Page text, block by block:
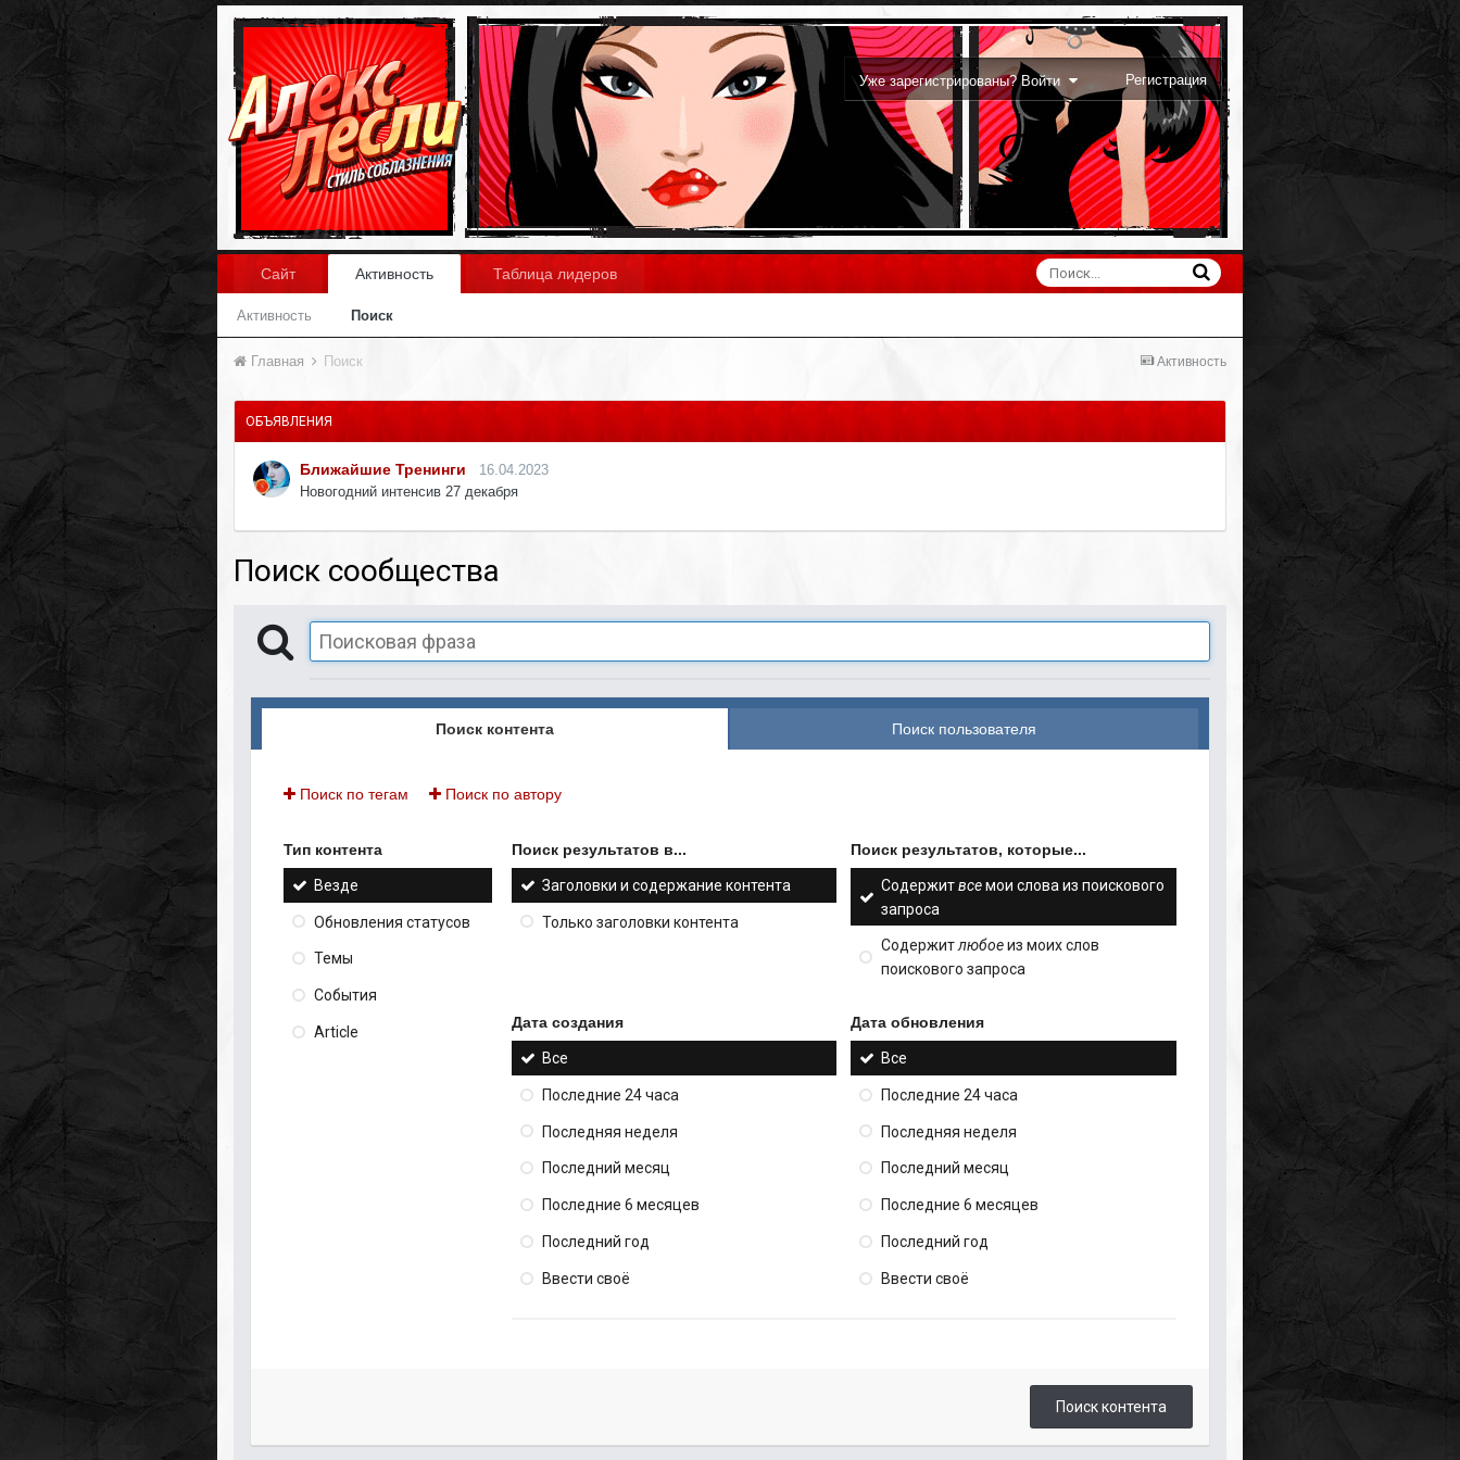
Уже зарегистрированы? Войти Регистрация
Сайт Активность
Активность Поиск
Таблица лидеров
Активность
Главная Поиск
ОБЪЯВЛЕНИЯ
Ближайшие Тренинги
16.04.2023
Новогодний интенсив 27 декабря
Поиск сообщества
Поиск контента Поиск пользователя
Поиск по тегам Поиск по автору
Тип контента
Везде
Обновления статусов
Темы
События
Article
Поиск результатов в...
Заголовки и содержание контента
Только заголовки контента
Поиск результатов, которые...
Содержитвсемои слова из поискового
запроса
Содержитлюбоеиз моих слов
поискового запроса
Дата создания
Все
Последние 24 часа
Последняя неделя
Последний месяц
Последние 6 месяцев
Последний год
Ввести своё
Дата обновления
Все
Последние 24 часа
Последняя неделя
Последний месяц
Последние 6 месяцев
Последний год
Ввести своё
Поиск контента